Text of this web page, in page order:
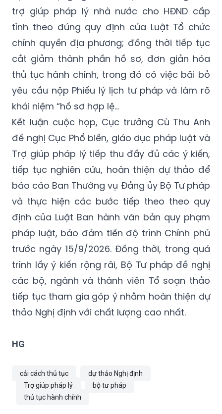
trợ giúp pháp lý nhà nước cho HĐND cấp
tỉnh theo đúng quy định của Luật Tổ chức
chính quyền địa phương; đồng thời tiếp tục
cắt giảm thành phần hồ sơ, đơn giản hóa
thủ tục hành chính, trong đó có việc bãi bỏ
yêu cầu nộp Phiếu lý lịch tư pháp và làm rõ
khái niệm “hồ sơ hợp lệ...
Kết luận cuộc họp, Cục trưởng Cù Thu Anh
đề nghị Cục Phổ biến, giáo dục pháp luật và
Trợ giúp pháp lý tiếp thu đầy đủ các ý kiến,
tiếp tục nghiên cứu, hoàn thiện dự thảo để
báo cáo Ban Thường vụ Đảng ủy Bộ Tư pháp
và thực hiện các bước tiếp theo theo quy
định của Luật Ban hành văn bản quy phạm
pháp luật, bảo đảm tiến độ trình Chính phủ
trước ngày 15/9/2026. Đồng thời, trong quá
trình lấy ý kiến rộng rãi, Bộ Tư pháp đề nghị
các bộ, ngành và thành viên Tổ soạn thảo
tiếp tục tham gia góp ý nhằm hoàn thiện dự
thảo Nghị định với chất lượng cao nhất.
HG
cải cách thủ tục
dự thảo Nghị định
Trợ giúp pháp lý
bộ tư pháp
thủ tục hành chính